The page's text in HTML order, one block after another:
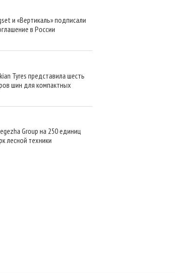
и «Вертикаль» подписали
в России
Tyres представила шесть
шин для компактных
Group на 250 единиц
лесной техники